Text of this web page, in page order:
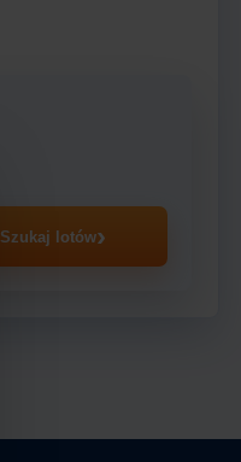
Szukaj lotów